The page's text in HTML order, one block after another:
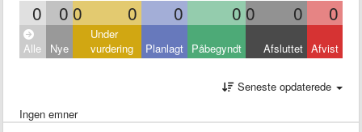
0 0 0 0 0 0 0 0 0
Alle Nye
Under
vurdering
Planlagt Påbegyndt Afsluttet Afvist
Seneste opdaterede
Ingen emner